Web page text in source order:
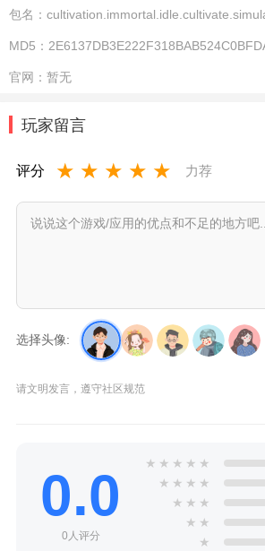
包名：
MD5：
官网： 暂无
玩家留言
评分 ★ ★ ★ ★ ★ 力荐
选择头像:
请文明发言，遵守社区规范
0.0
0人评分
★ ★ ★ ★ ★
★ ★ ★ ★
★ ★ ★
★ ★
★